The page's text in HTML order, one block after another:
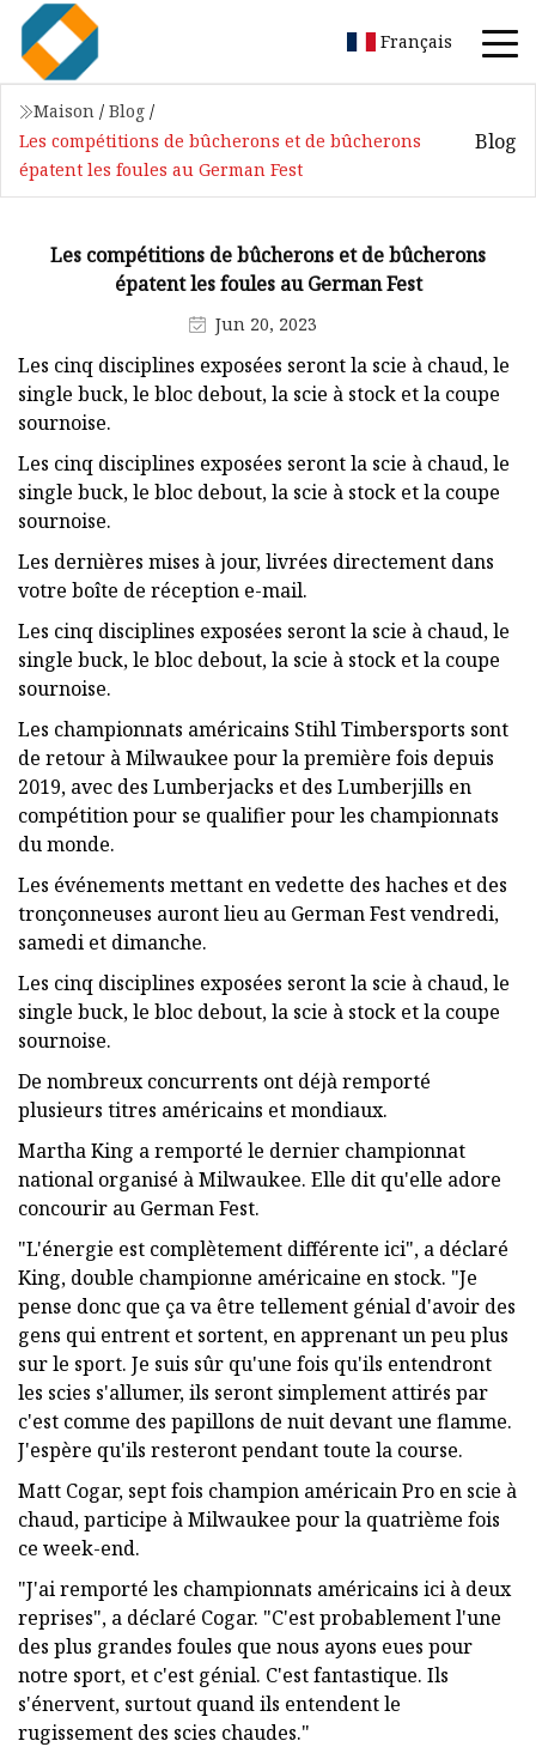
Français
Maison / Blog /
Les compétitions de bûcherons et de bûcherons
épatent les foules au German Fest
Blog
Les compétitions de bûcherons et de bûcherons
épatent les foules au German Fest
Jun 20, 2023
Les cinq disciplines exposées seront la scie à chaud, le
single buck, le bloc debout, la scie à stock et la coupe
sournoise.
Les cinq disciplines exposées seront la scie à chaud, le
single buck, le bloc debout, la scie à stock et la coupe
sournoise.
Les dernières mises à jour, livrées directement dans
votre boîte de réception e-mail.
Les cinq disciplines exposées seront la scie à chaud, le
single buck, le bloc debout, la scie à stock et la coupe
sournoise.
Les championnats américains Stihl Timbersports sont
de retour à Milwaukee pour la première fois depuis
2019, avec des Lumberjacks et des Lumberjills en
compétition pour se qualifier pour les championnats
du monde.
Les événements mettant en vedette des haches et des
tronçonneuses auront lieu au German Fest vendredi,
samedi et dimanche.
Les cinq disciplines exposées seront la scie à chaud, le
single buck, le bloc debout, la scie à stock et la coupe
sournoise.
De nombreux concurrents ont déjà remporté
plusieurs titres américains et mondiaux.
Martha King a remporté le dernier championnat
national organisé à Milwaukee. Elle dit qu'elle adore
concourir au German Fest.
"L'énergie est complètement différente ici", a déclaré
King, double championne américaine en stock. "Je
pense donc que ça va être tellement génial d'avoir des
gens qui entrent et sortent, en apprenant un peu plus
sur le sport. Je suis sûr qu'une fois qu'ils entendront
les scies s'allumer, ils seront simplement attirés par
c'est comme des papillons de nuit devant une flamme.
J'espère qu'ils resteront pendant toute la course.
Matt Cogar, sept fois champion américain Pro en scie à
chaud, participe à Milwaukee pour la quatrième fois
ce week-end.
"J'ai remporté les championnats américains ici à deux
reprises", a déclaré Cogar. "C'est probablement l'une
des plus grandes foules que nous ayons eues pour
notre sport, et c'est génial. C'est fantastique. Ils
s'énervent, surtout quand ils entendent le
rugissement des scies chaudes."